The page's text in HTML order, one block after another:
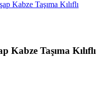
Kabze Taşıma Kılıflı